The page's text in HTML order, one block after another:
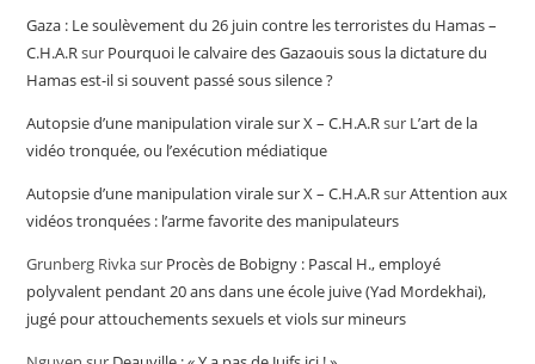
Gaza : Le soulèvement du 26 juin contre les terroristes du Hamas –
C.H.A.Rsur Pourquoi le calvaire des Gazaouis sous la dictature du
Hamas est-il si souvent passé sous silence ?
Autopsie d’une manipulation virale sur X – C.H.A.Rsur L’art de la
vidéo tronquée, ou l’exécution médiatique
Autopsie d’une manipulation virale sur X – C.H.A.RsurAttention aux
vidéos tronquées : l’arme favorite des manipulateurs
Grunberg Rivkasur Procès de Bobigny : Pascal H., employé
polyvalent pendant 20 ans dans une école juive (Yad Mordekhai),
jugé pour attouchements sexuels et viols sur mineurs